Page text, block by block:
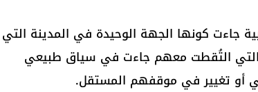
جاءت كونها الجهة الوحيدة في المدينة التي
التي التُقطت معهم جاءت في سياق طبيعي
أو تغيير في موقفهم المستقل.